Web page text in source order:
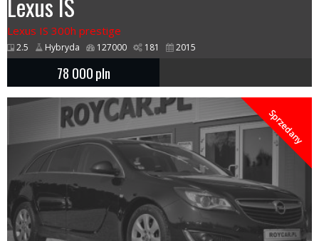
Lexus IS 300h prestige
2.5 Hybryda 127000 181 2015
78 000pln
Sprzedany